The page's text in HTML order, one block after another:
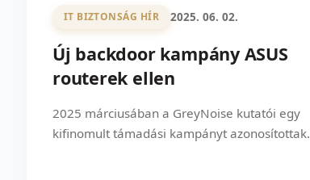
IT BIZTONSÁG HÍR 2025. 06. 02.
Új backdoor kampány ASUS
routerek ellen
2025 márciusában a GreyNoise kutatói egy
kifinomult támadási kampányt azonosítottak.